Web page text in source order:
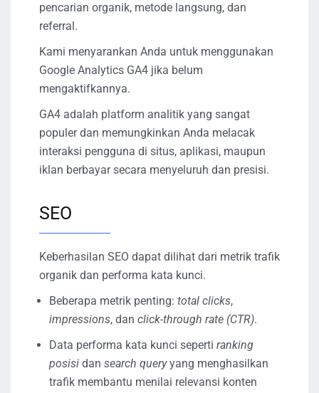
pencarian organik, metode langsung, dan
referral.
Kami menyarankan Anda untuk menggunakan
Google Analytics GA4 jika belum
mengaktifkannya.
GA4 adalah platform analitik yang sangat
populer dan memungkinkan Anda melacak
interaksi pengguna di situs, aplikasi, maupun
iklan berbayar secara menyeluruh dan presisi.
SEO
Keberhasilan SEO dapat dilihat dari metrik trafik
organik dan performa kata kunci.
Beberapa metrik penting: total clicks,
impressions, dan click-through rate (CTR).
Data performa kata kunci seperti ranking
posisi dan search queryyang menghasilkan
trafik membantu menilai relevansi konten